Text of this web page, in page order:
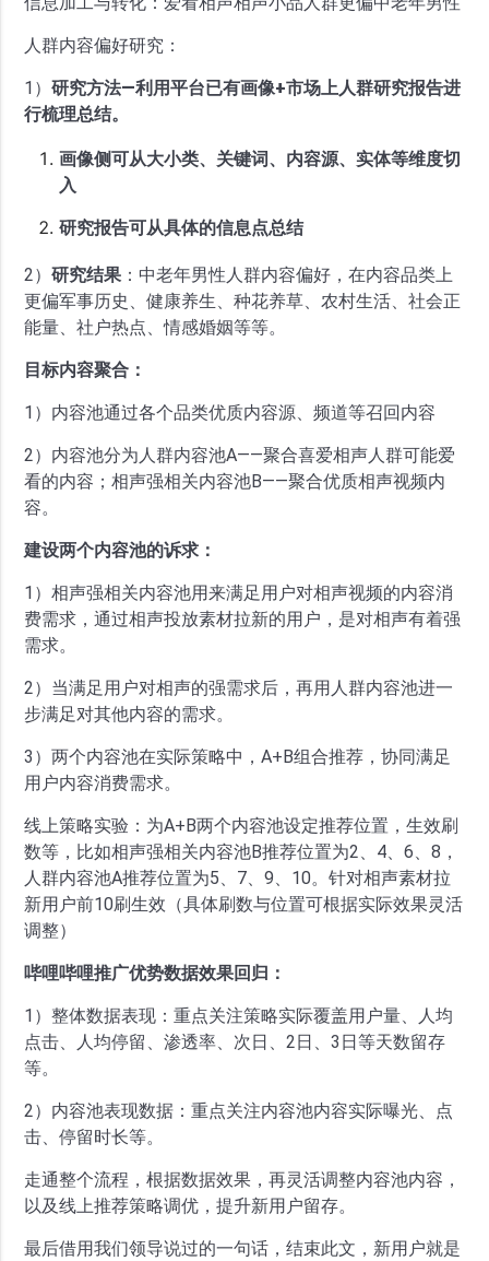
人群内容偏好研究：
1）研究方法—利用平台已有画像+市场上人群研究报告进
行梳理总结。
画像侧可从大小类、关键词、内容源、实体等维度切
入
研究报告可从具体的信息点总结
2）研究结果 ：中老年男性人群内容偏好，在内容品类上
更偏军事历史、健康养生、种花养草、农村生活、社会正
能量、社户热点、情感婚姻等等。
目标内容聚合：
1）内容池通过各个品类优质内容源、频道等召回内容
2）内容池分为人群内容池A——聚合喜爱相声人群可能爱
看的内容；相声强相关内容池B——聚合优质相声视频内
容。
建设两个内容池的诉求：
1）相声强相关内容池用来满足用户对相声视频的内容消
费需求，通过相声投放素材拉新的用户，是对相声有着强
需求。
2）当满足用户对相声的强需求后，再用人群内容池进一
步满足对其他内容的需求。
3）两个内容池在实际策略中，A+B组合推荐，协同满足
用户内容消费需求。
线上策略实验：为A+B两个内容池设定推荐位置，生效刷
数等，比如相声强相关内容池B推荐位置为2、4、6、8，
人群内容池A推荐位置为5、7、9、10。针对相声素材拉
新用户前10刷生效（具体刷数与位置可根据实际效果灵活
调整）
哔哩哔哩推广优势数据效果回归：
1）整体数据表现：重点关注策略实际覆盖用户量、人均
点击、人均停留、渗透率、次日、2日、3日等天数留存
等。
2）内容池表现数据：重点关注内容池内容实际曝光、点
击、停留时长等。
走通整个流程，根据数据效果，再灵活调整内容池内容，
以及线上推荐策略调优，提升新用户留存。
最后借用我们领导说过的一句话，结束此文，新用户就是